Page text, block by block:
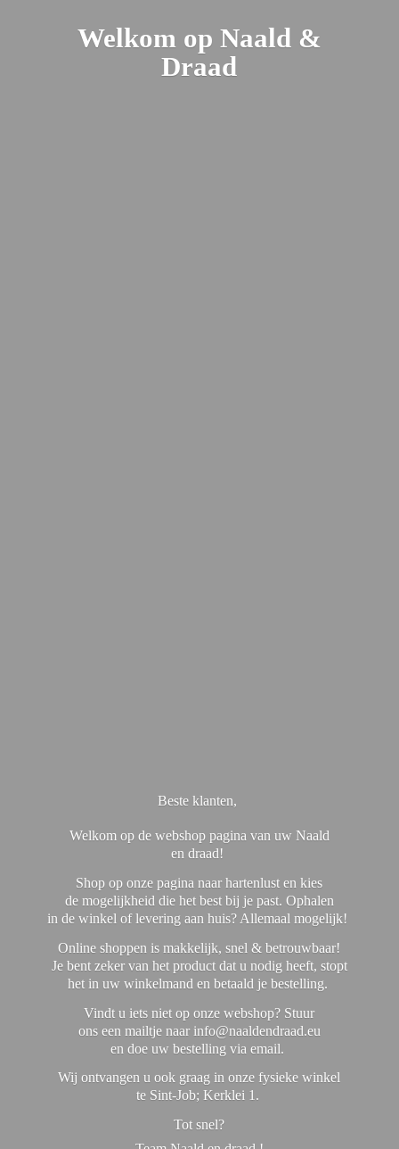
Welkom op Naald &
Draad
Beste klanten,
Welkom op de webshop pagina van uw Naald
en draad!
Shop op onze pagina naar hartenlust en kies
de mogelijkheid die het best bij je past. Ophalen
in de winkel of levering aan huis? Allemaal mogelijk!
Online shoppen is makkelijk, snel & betrouwbaar!
Je bent zeker van het product dat u nodig heeft, stopt
het in uw winkelmand en betaald je bestelling.
Vindt u iets niet op onze webshop? Stuur
ons een mailtje naar info@naaldendraad.eu
en doe uw bestelling via email.
Wij ontvangen u ook graag in onze fysieke winkel
te Sint-Job; Kerklei 1.
Tot snel?